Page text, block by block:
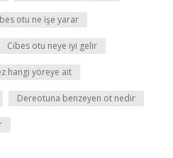
otu ne işe yarar
Cibes otu neye iyi gelir
hangi yöreye ait
Dereotuna benzeyen ot nedir